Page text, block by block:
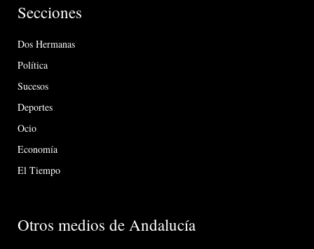
Secciones
Dos Hermanas
Política
Sucesos
Deportes
Ocio
Economía
El Tiempo
Otros medios de Andalucía